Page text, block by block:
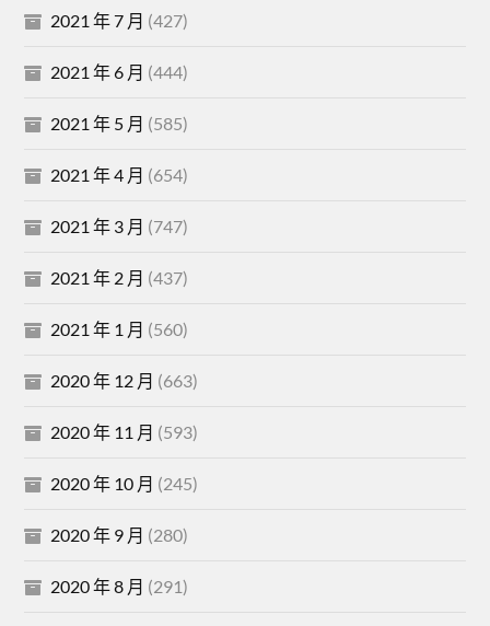
2021 年 7 月 (427)
2021 年 6 月 (444)
2021 年 5 月 (585)
2021 年 4 月 (654)
2021 年 3 月 (747)
2021 年 2 月 (437)
2021 年 1 月 (560)
2020 年 12 月 (663)
2020 年 11 月 (593)
2020 年 10 月 (245)
2020 年 9 月 (280)
2020 年 8 月 (291)